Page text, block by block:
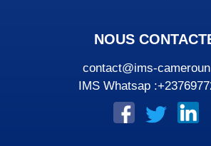
NOUS
contact@ims-
IMS Whatsap